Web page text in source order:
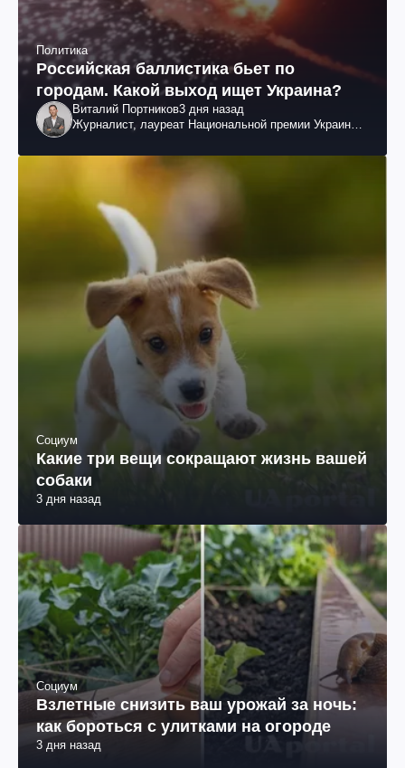
Политика
Российская баллистика бьет по
городам. Какой выход ищет Украина?
Виталий Портников3 дня назад
Журналист, лауреат Национальной премии Украины
Социум
Какие три вещи сокращают жизнь вашей
собаки
3 дня назад
Социум
Взлетные снизить ваш урожай за ночь:
как бороться с улитками на огороде
3 дня назад